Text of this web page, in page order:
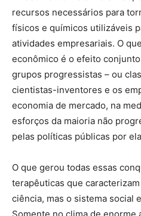
recursos necessários para
físicos e químicos utilizáveis
atividades empresariais. O
econômico é o efeito
grupos progressistas – ou
cientistas-inventores e os
economia de mercado, na
esforços da maioria não
pelas políticas públicas por
O que gerou todas essas
terapêuticas que
ciência, mas o sistema social